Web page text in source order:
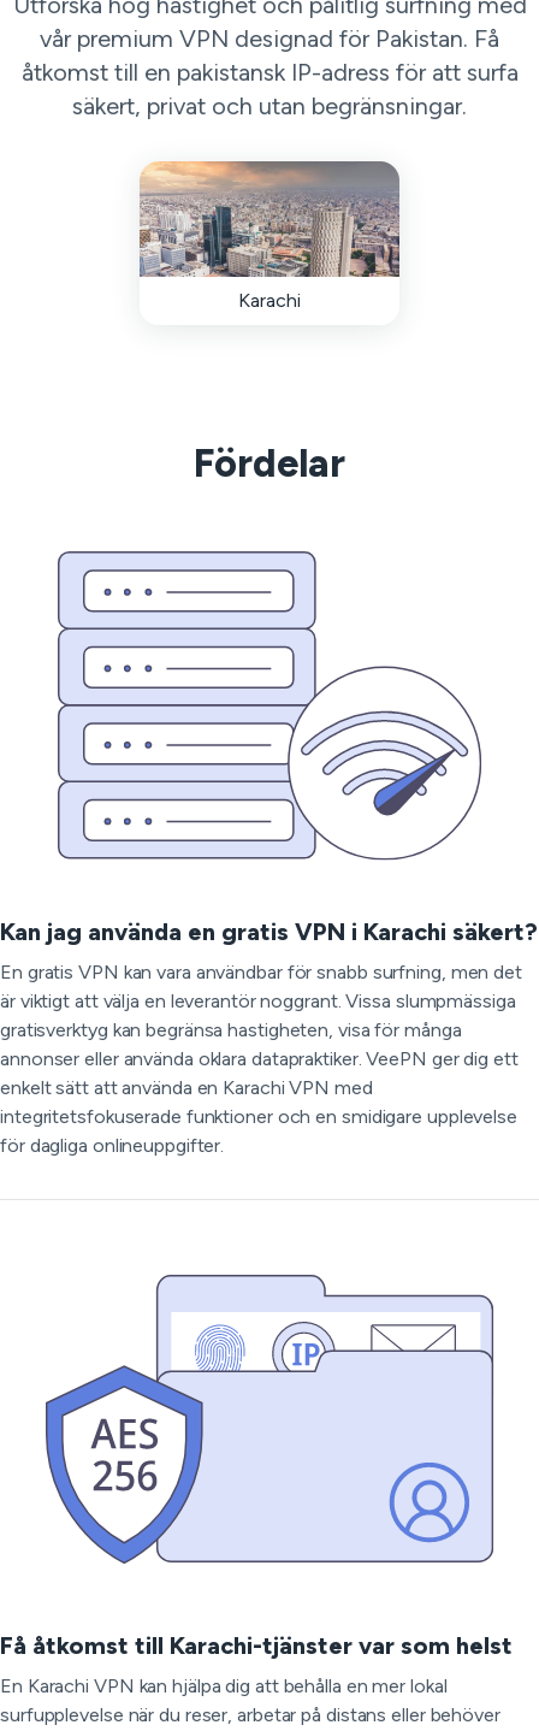
vår premium VPN designad för Pakistan. Få
åtkomst till en pakistansk IP-adress för att surfa
säkert, privat och utan begränsningar.
Karachi
Fördelar
Kan jag använda en gratis VPN i Karachi säkert?
En gratis VPN kan vara användbar för snabb surfning, men det
är viktigt att välja en leverantör noggrant. Vissa slumpmässiga
gratisverktyg kan begränsa hastigheten, visa för många
annonser eller använda oklara datapraktiker. VeePN ger dig ett
enkelt sätt att använda en Karachi VPN med
integritetsfokuserade funktioner och en smidigare upplevelse
för dagliga onlineuppgifter.
Få åtkomst till Karachi-tjänster var som helst
En Karachi VPN kan hjälpa dig att behålla en mer lokal
surfupplevelse när du reser, arbetar på distans eller behöver